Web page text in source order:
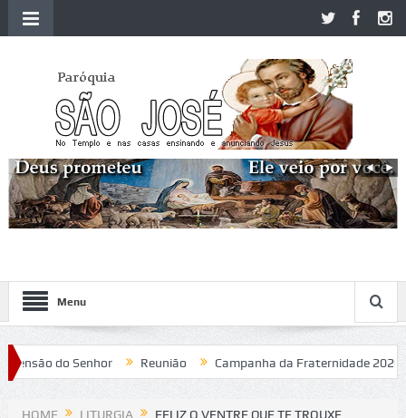
Menu
do Senhor Reunião Campanha da Fraternidade 2020
HOME LITURGIA
FELIZ O VENTRE QUE TE TROUXE.